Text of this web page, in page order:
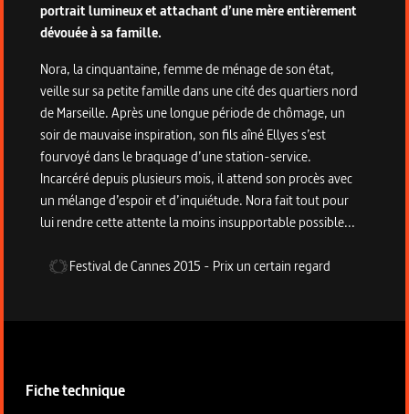
portrait lumineux et attachant d’une mère entièrement
dévouée à sa famille.
Nora, la cinquantaine, femme de ménage de son état,
veille sur sa petite famille dans une cité des quartiers nord
de Marseille. Après une longue période de chômage, un
soir de mauvaise inspiration, son fils aîné Ellyes s’est
fourvoyé dans le braquage d’une station-service.
Incarcéré depuis plusieurs mois, il attend son procès avec
un mélange d’espoir et d’inquiétude. Nora fait tout pour
lui rendre cette attente la moins insupportable possible...
Festival de Cannes2015 - Prix un certain regard
Fiche technique